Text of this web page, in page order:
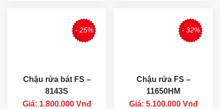
- 25%
Chậu rửa bát FS –
8143S
Giá: 1.800.000 Vnđ
- 32%
Chậu rửa FS –
11650HM
Giá: 5.100.000 Vnđ